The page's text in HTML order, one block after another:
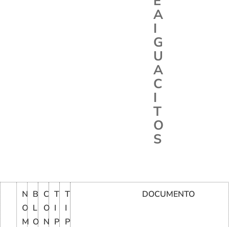
A
I
G
U
A
C
I
T
O
S
N
O
M
B
L
O
C
O
N
T
I
P
T
I
P
DOCUMENTO